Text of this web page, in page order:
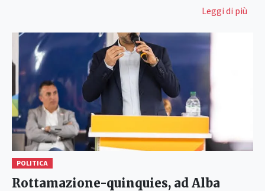
Leggi di più
POLITICA
Rottamazione-quinquies, ad Alba